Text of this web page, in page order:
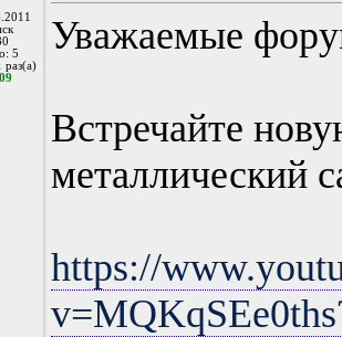
5
раз(а)
Уважаемые
Встречайте
металлический
https://